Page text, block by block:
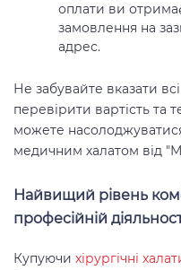
оплати ви
замовлення на
адрес.
Не забувайте вказати
перевірити вартість та
можете
медичним халатом від
Найвищий рівень
професійній
Купуючи хірургічні